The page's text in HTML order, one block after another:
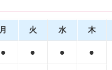
月 火 水 木
● ● ●
●